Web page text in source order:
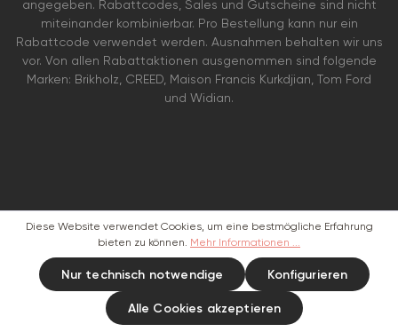
angegeben. Rabattcodes, Sales und Gutscheine sind nicht
miteinander kombinierbar. Pro Bestellung kann nur ein
Rabattcode verwendet werden. Ausnahmen behalten wir uns
vor. Von allen Rabattaktionen ausgenommen sind folgende
Marken: Brikholz, CREED, Maison Francis Kurkdjian, Tom Ford
und Widian.
Diese Website verwendet Cookies, um eine bestmögliche Erfahrung
bieten zu können. Mehr Informationen ...
Nur technisch notwendige Konfigurieren
Alle Cookies akzeptieren